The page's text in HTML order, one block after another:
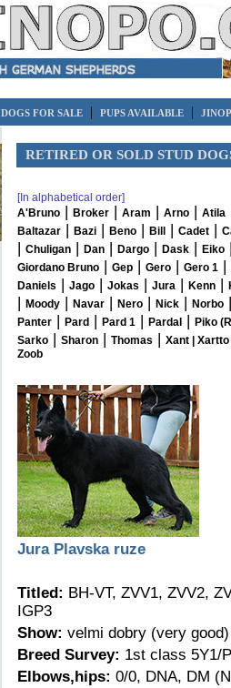
DOGS FOR SALE | PUPS AVAILABLE |
RETIRED OR SOLD STUD
[In alphabetical order]
A'Bruno | Broker | Aram | Arno | Atila
Baltazar | Bazi | Beno | Bill | Cadet |
| Chuligan | Dan | Dargo | Dask | Eiko
Giordano Bruno | Gep | Gero | Gero 1 |
Daniels | Jago | Jokas | Jura | Kenn |
| Moody | Navar | Nero | Nick | Norbo
Panter | Pard | Pard 1 | Pardal |
Piko
Sarko | Sharon | Thomas | Xant | Xartto
Zoob
Jura Plavska ruze
Titled: BH-VT, ZVV1, ZVV2,
IGP3
Show: velmi dobry (very good)
Breed Survey: 1st class 5Y1/P
Elbows,hips: 0/0, DNA, DM